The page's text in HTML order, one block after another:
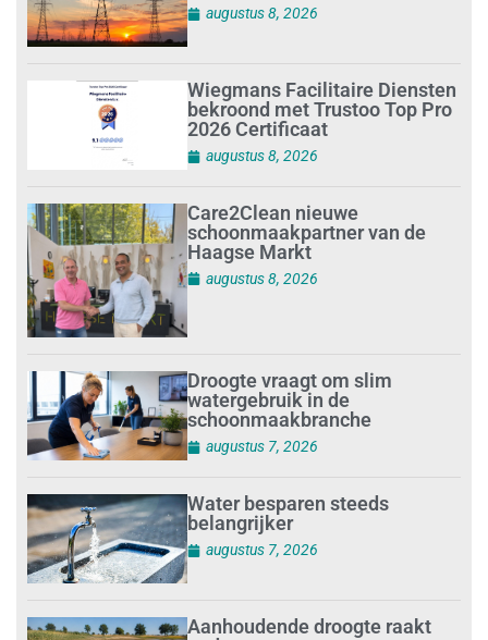
augustus 8, 2026
Wiegmans Facilitaire Diensten
bekroond met Trustoo Top Pro
2026 Certificaat
augustus 8, 2026
Care2Clean nieuwe
schoonmaakpartner van de
Haagse Markt
augustus 8, 2026
Droogte vraagt om slim
watergebruik in de
schoonmaakbranche
augustus 7, 2026
Water besparen steeds
belangrijker
augustus 7, 2026
Aanhoudende droogte raakt